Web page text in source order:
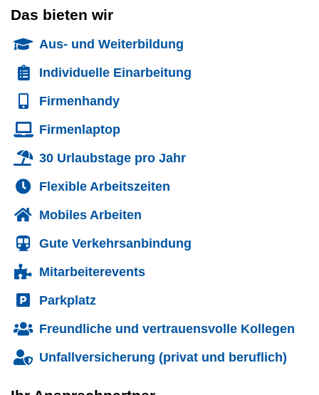
Das bieten wir
Aus- und Weiterbildung
Individuelle Einarbeitung
Firmenhandy
Firmenlaptop
30 Urlaubstage pro Jahr
Flexible Arbeitszeiten
Mobiles Arbeiten
Gute Verkehrsanbindung
Mitarbeiterevents
Parkplatz
Freundliche und vertrauensvolle Kollegen
Unfallversicherung (privat und beruflich)